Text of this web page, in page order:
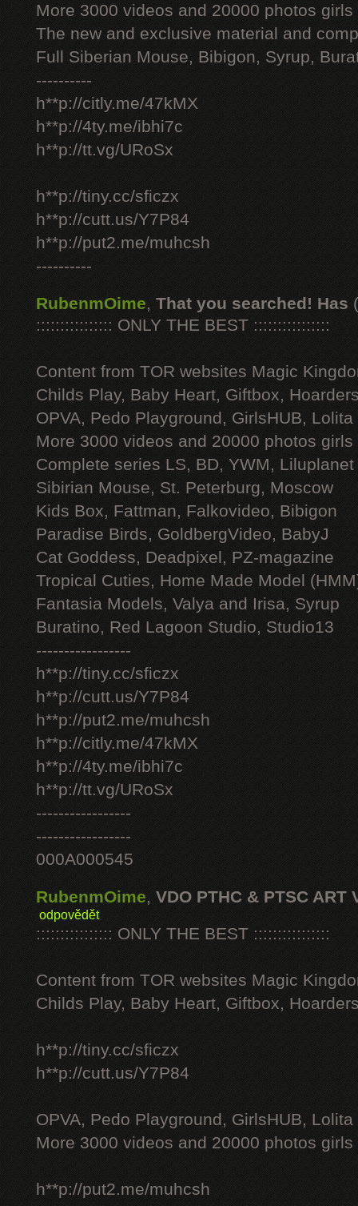
More 3000 videos and 20000 photos
The new and exclusive material and
Full Siberian Mouse, Bibigon, Syrup,
----------
h**p://citly.me/47kMX
h**p://4ty.me/ibhi7c
h**p://tt.vg/URoSx
h**p://tiny.cc/sficzx
h**p://cutt.us/Y7P84
h**p://put2.me/muhcsh
----------
RubenmOime, That you searched! Has
:::::::::::::::: ONLY THE BEST ::::::::::::::::
Content from TOR websites Magic
Childs Play, Baby Heart, Giftbox,
OPVA, Pedo Playground, GirlsHUB, Lolita
More 3000 videos and 20000 photos
Complete series LS, BD, YWM, Liluplanet
Sibirian Mouse, St. Peterburg, Moscow
Kids Box, Fattman, Falkovideo, Bibigon
Paradise Birds, GoldbergVideo, BabyJ
Cat Goddess, Deadpixel, PZ-magazine
Tropical Cuties, Home Made Model
Fantasia Models, Valya and Irisa, Syrup
Buratino, Red Lagoon Studio, Studio13
-----------------
h**p://tiny.cc/sficzx
h**p://cutt.us/Y7P84
h**p://put2.me/muhcsh
h**p://citly.me/47kMX
h**p://4ty.me/ibhi7c
h**p://tt.vg/URoSx
-----------------
-----------------
000A000545
RubenmOime, VDO PTHC & PTSC ART
odpovědět
:::::::::::::::: ONLY THE BEST ::::::::::::::::
Content from TOR websites Magic
Childs Play, Baby Heart, Giftbox,
h**p://tiny.cc/sficzx
h**p://cutt.us/Y7P84
OPVA, Pedo Playground, GirlsHUB, Lolita
More 3000 videos and 20000 photos
h**p://put2.me/muhcsh